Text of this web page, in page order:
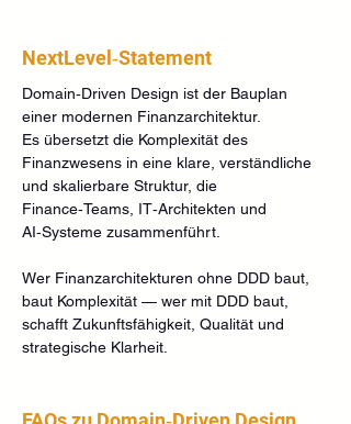
NextLevel‑Statement
Domain‑Driven Design ist der Bauplan
einer modernen Finanzarchitektur.
Es übersetzt die Komplexität des
Finanzwesens in eine klare, verständliche
und skalierbare Struktur, die
Finance‑Teams, IT‑Architekten und
AI‑Systeme zusammenführt.
Wer Finanzarchitekturen ohne DDD baut,
baut Komplexität — wer mit DDD baut,
schafft Zukunftsfähigkeit, Qualität und
strategische Klarheit.